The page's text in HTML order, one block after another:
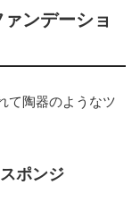
ンデーショ
て陶器のようなツ
ポンジ